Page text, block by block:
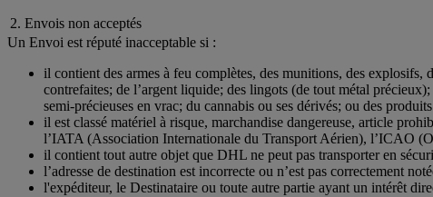
2. Envois non acceptés
Un Envoi est réputé inacceptable si :
il contient des armes à feu complètes, des munitions, des explosifs,
contrefaites; de l’argent liquide; des lingots (de tout métal
semi-précieuses en vrac; du cannabis ou ses dérivés; ou des
il est classé matériel à risque, marchandise dangereuse, article
l’IATA (Association Internationale du Transport Aérien), l’ICAO
il contient tout autre objet que DHL ne peut pas transporter en
l’adresse de destination est incorrecte ou n’est pas correctement
l'expéditeur, le Destinataire ou toute autre partie ayant un intérêt